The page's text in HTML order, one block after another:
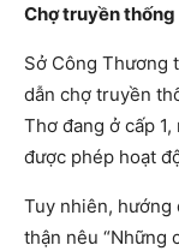
Chợ truyền thống
Sở Công Thương
dẫn chợ truyền
Thơ đang ở cấp
được phép hoạt
Tuy nhiên, hướng
thận nêu “Những